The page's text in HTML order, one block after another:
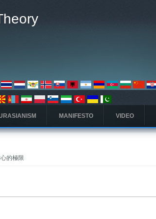
MANIFESTO VIDEO
的極限